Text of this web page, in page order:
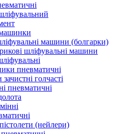
машини (болгарки)
шліфувальні машини
пневматичні
голчасті
пневматичні
(нейлери)